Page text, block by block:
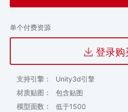
单个付费资源
登录购
支持引擎：
Unity3d引擎
材质贴图：
包含贴图
模型面数：
低于1500